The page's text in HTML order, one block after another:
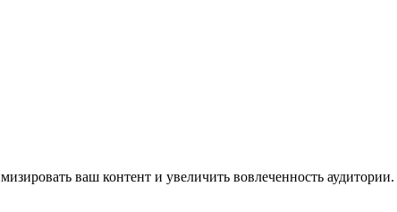
ваш контент и увеличить вовлеченность аудитории.